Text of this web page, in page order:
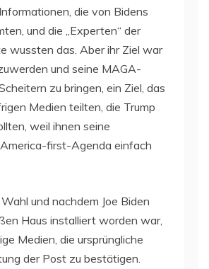
die von Bidens
und die „Experten“ der
wussten das. Aber ihr Ziel war
und seine MAGA-
zu bringen, ein Ziel, das
Medien teilten, die Trump
weil ihnen seine
first-Agenda einfach
und nachdem Joe Biden
Haus installiert worden war,
Medien, die ursprüngliche
der Post zu bestätigen.